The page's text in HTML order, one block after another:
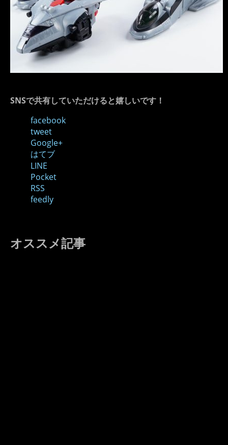
SNSで共有していただけると嬉しいです！
facebook
tweet
Google+
はてブ
LINE
Pocket
RSS
feedly
オススメ記事